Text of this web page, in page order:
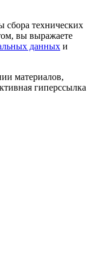
сбора технических
вы выражаете
данных и
материалов,
гиперссылка